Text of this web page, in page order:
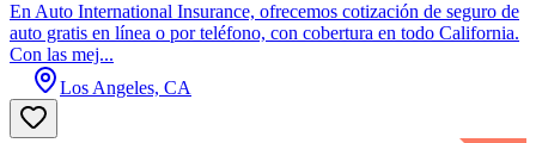
En Auto International Insurance, ofrecemos cotización de seguro de
auto gratis en línea o por teléfono, con cobertura en todo California.
Con las mej...
Los Angeles, CA